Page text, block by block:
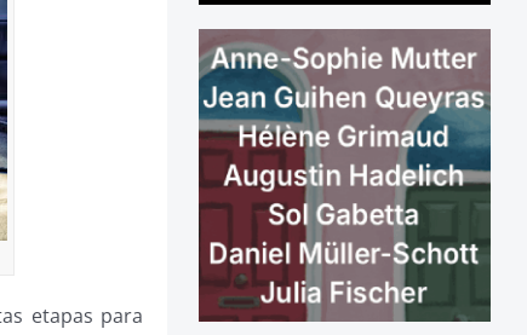
etapas para